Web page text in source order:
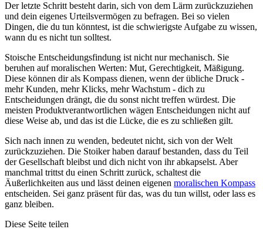
Der letzte Schritt besteht darin, sich von dem Lärm zurückzuziehen
und dein eigenes Urteilsvermögen zu befragen. Bei so vielen
Dingen, die du tun könntest, ist die schwierigste Aufgabe zu wissen,
wann du es nicht tun solltest.
Stoische Entscheidungsfindung ist nicht nur mechanisch. Sie
beruhen auf moralischen Werten: Mut, Gerechtigkeit, Mäßigung.
Diese können dir als Kompass dienen, wenn der übliche Druck -
mehr Kunden, mehr Klicks, mehr Wachstum - dich zu
Entscheidungen drängt, die du sonst nicht treffen würdest. Die
meisten Produktverantwortlichen wägen Entscheidungen nicht auf
diese Weise ab, und das ist die Lücke, die es zu schließen gilt.
Sich nach innen zu wenden, bedeutet nicht, sich von der Welt
zurückzuziehen. Die Stoiker haben darauf bestanden, dass du Teil
der Gesellschaft bleibst und dich nicht von ihr abkapselst. Aber
manchmal trittst du einen Schritt zurück, schaltest die
Äußerlichkeiten aus und lässt deinen eigenen moralischen Kompass
entscheiden. Sei ganz präsent für das, was du tun willst, oder lass es
ganz bleiben.
Diese Seite teilen